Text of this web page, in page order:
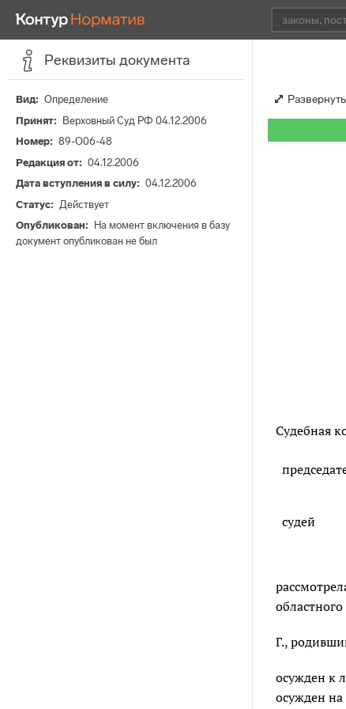
Реквизиты документа
Вид
Определение
Принят
Верховный Суд РФ 04.12.2006
Номер
89-О06-48
Редакция от
04.12.2006
Дата вступления в силу
04.12.2006
Статус
Действует
Опубликован
На момент включения в базу
документ опубликован не был
Развернуть
Судебная
судей
Г.,
осужден к
осужден на